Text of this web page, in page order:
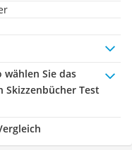
wählen Sie das
Test